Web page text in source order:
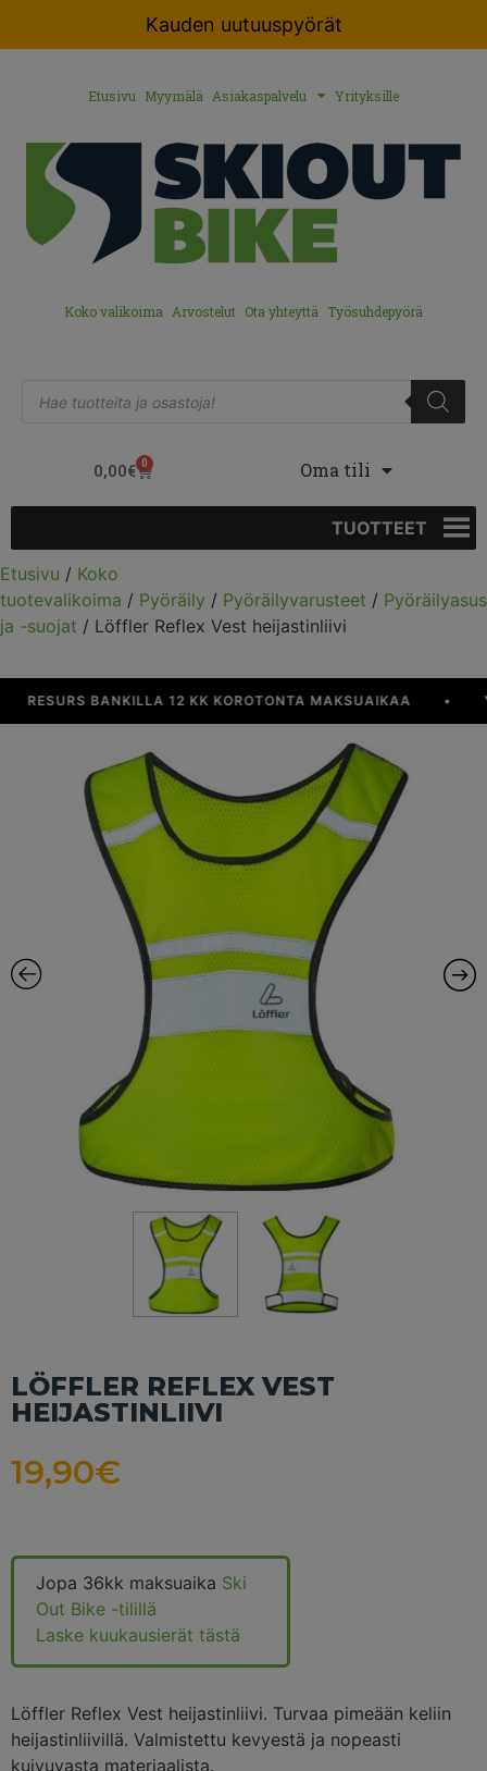
Kauden uutuuspyörät
Etusivu Myymälä Asiakaspalvelu Yrityksille
Koko valikoima Arvostelut Ota yhteyttä Työsuhdepyörä
0,00€ 0 Oma tili
TUOTTEET
Etusivu / Koko
tuotevalikoima / Pyöräily / Pyöräilyvarusteet /
ja -suojat / Löffler Reflex Vest heijastinliivi
RESURS BANKILLA 12 KK KOROTONTA MAKSUAIKAA
LÖFFLER REFLEX VEST
HEIJASTINLIIVI
19,90€
Jopa 36kk maksuaika Ski
Out Bike -tilillä
Laske kuukausierät tästä
Löffler Reflex Vest heijastinliivi. Turvaa pimeään keliin
heijastinliivillä. Valmistettu kevyestä ja nopeasti
kuivuvasta materiaalista.